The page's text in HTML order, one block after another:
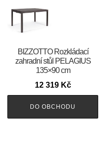
BIZZOTTO Rozkládací
zahradní stůl PELAGIUS
135×90 cm
12 319 Kč
DO OBCHODU